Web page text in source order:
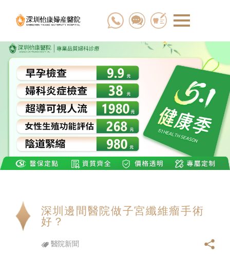
深圳邊間醫院做子宮纖維瘤手術
好？
醫院新聞